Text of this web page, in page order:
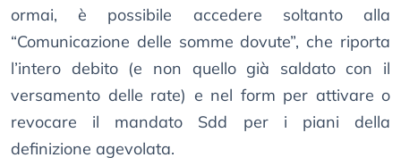
ormai, è possibile accedere soltanto alla
“Comunicazione delle somme dovute”, che riporta
l’intero debito (e non quello già saldato con il
versamento delle rate) e nel form per attivare o
revocare il mandato Sdd per i piani della
definizione agevolata.